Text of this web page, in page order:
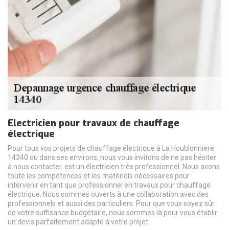
Electricien pour travaux de chauffage
électrique
Pour tous vos projets de chauffage électrique à La Houblonniere
14340 ou dans ses environs, nous vous invitons de ne pas hésiter
à nous contacter. est un électricien très professionnel. Nous avons
toute les compétences et les matériels nécessaires pour
intervenir en tant que professionnel en travaux pour chauffage
électrique. Nous sommes ouverts à une collaboration avec des
professionnels et aussi des particuliers. Pour que vous soyez sûr
de votre suffisance budgétaire, nous sommes là pour vous établir
un devis parfaitement adapté à votre projet.